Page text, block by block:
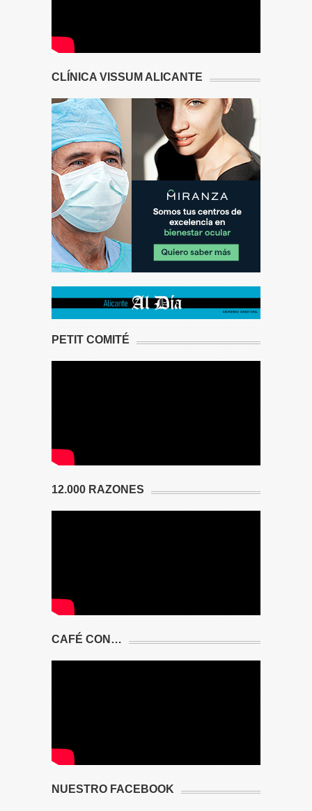
CLÍNICA VISSUM ALICANTE
PETIT COMITÉ
12.000 RAZONES
CAFÉ CON…
NUESTRO FACEBOOK